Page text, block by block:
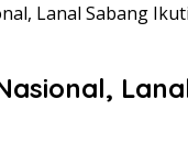
Lanal Sabang